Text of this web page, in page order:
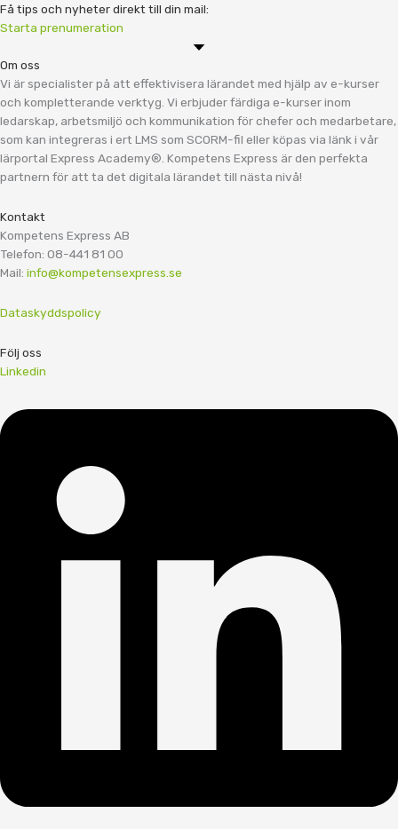
Få tips och nyheter direkt till din mail:
Starta prenumeration
Om oss
Vi är specialister på att effektivisera lärandet med hjälp av e-kurser
och kompletterande verktyg. Vi erbjuder färdiga e-kurser inom
ledarskap, arbetsmiljö och kommunikation för chefer och medarbetare,
som kan integreras i ert LMS som SCORM-fil eller köpas via länk i vår
lärportal Express Academy®. Kompetens Express är den perfekta
partnern för att ta det digitala lärandet till nästa nivå!
Kontakt
Kompetens Express AB
Telefon: 08-441 81 00
Mail: info@kompetensexpress.se
Dataskyddspolicy
Följ oss
Linkedin